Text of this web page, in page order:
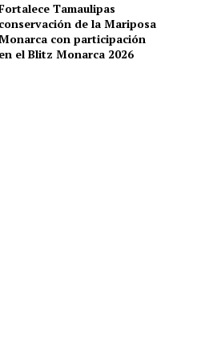
Tamaulipas
conservación de la Mariposa
con participación
en el Blitz Monarca 2026